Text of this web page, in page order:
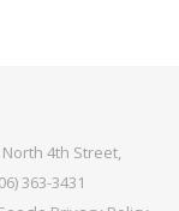
4th Street,
363-3431